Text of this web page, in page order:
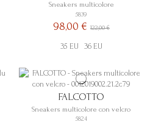
Sneakers multicolore
5839
98,00 € 122,00 €
35 EU 36 EU
Sneakers multicolore con velcro
FALCOTTO
5824